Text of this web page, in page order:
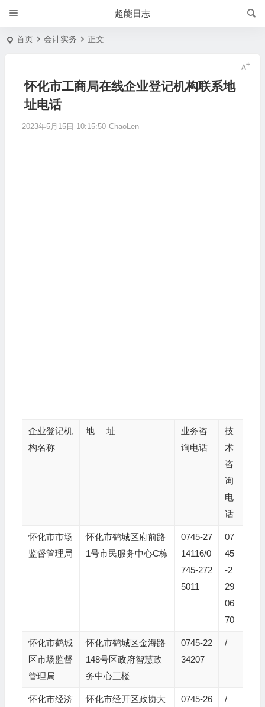
超能日志
首页 会计实务 正文
怀化市工商局在线企业登记机构联系地
址电话
2023年5月15日 10:15:50 ChaoLen
企业登记机
构名称
地 址
业务咨
询电话
技
术
咨
询
电
话
怀化市市场
监督管理局
怀化市鹤城区府前路
1号市民服务中心C栋
0745-27
14116/0
745-272
5011
07
45
-2
29
06
70
怀化市鹤城
区市场监督
管理局
怀化市鹤城区金海路
148号区政府智慧政
务中心三楼
0745-22
34207
/
怀化市经济
怀化市经开区政协大
0745-26
/